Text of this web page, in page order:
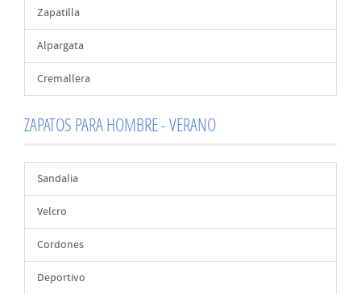
Zapatilla
Alpargata
Cremallera
ZAPATOS PARA HOMBRE - VERANO
Sandalia
Velcro
Cordones
Deportivo